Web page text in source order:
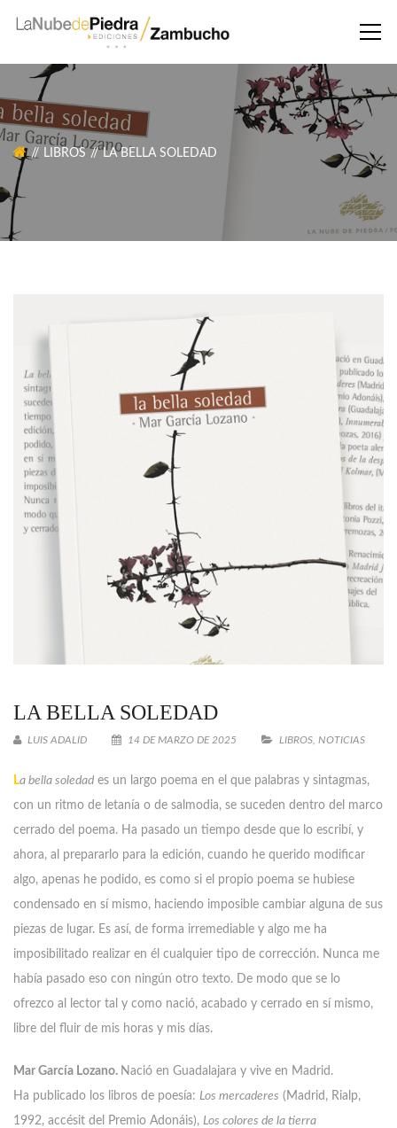
LIBROS LA BELLA SOLEDAD
LA BELLA SOLEDAD
LUIS ADALID 14 DE MARZO DE 2025 LIBROS NOTICIAS
La bella soledad es un largo poema en el que palabras y sintagmas,
con un ritmo de letanía o de salmodia, se suceden dentro del marco
cerrado del poema. Ha pasado un tiempo desde que lo escribí, y
ahora, al prepararlo para la edición, cuando he querido modificar
algo, apenas he podido, es como si el propio poema se hubiese
condensado en sí mismo, haciendo imposible cambiar alguna de sus
piezas de lugar. Es así, de forma irremediable y algo me ha
imposibilitado realizar en él cualquier tipo de corrección. Nunca me
había pasado eso con ningún otro texto. De modo que se lo
ofrezco al lector tal y como nació, acabado y cerrado en sí mismo,
libre del fluir de mis horas y mis días.
Mar García Lozano. Nació en Guadalajara y vive en Madrid.
Ha publicado los libros de poesía: Los mercaderes (Madrid, Rialp,
1992, accésit del Premio Adonáis), Los colores de la tierra